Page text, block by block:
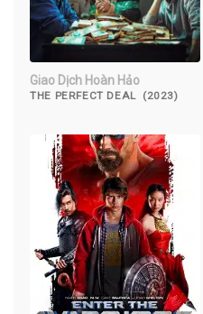
Giao Dịch Hoàn Hảo
THE PERFECT DEAL (2023)